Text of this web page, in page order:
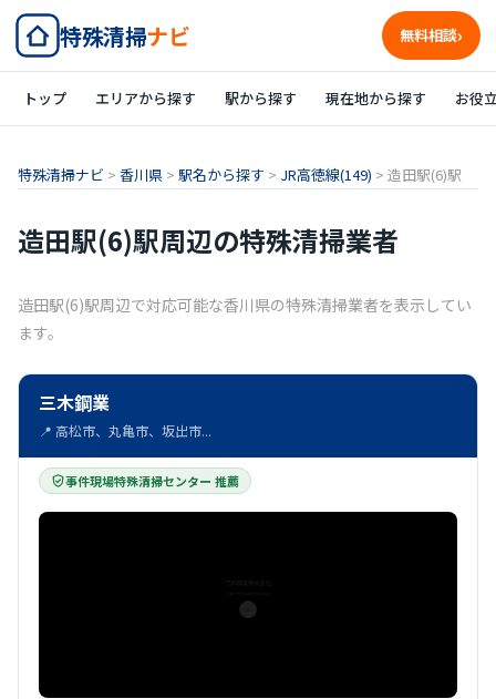
特殊清掃ナビ 無料相談
トップ エリアから探す 駅から探す 現在地から探す お役
特殊清掃ナビ > 香川県 > 駅名から探す > JR高徳線(149) > 造田駅(6)駅
造田駅(6)駅周辺の特殊清掃業者
造田駅(6)駅周辺で対応可能な香川県の特殊清掃業者を表示してい
ます。
三木鋼業
📍 高松市、丸亀市、坂出市...
事件現場特殊清掃センター 推薦